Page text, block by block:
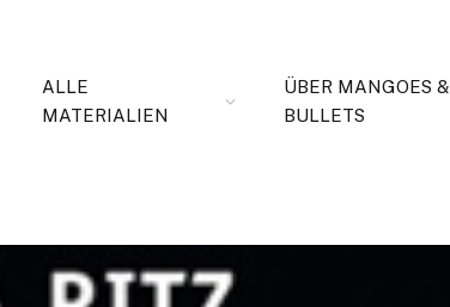
ALLE
MATERIALIEN
ÜBER MANGOES &
BULLETS